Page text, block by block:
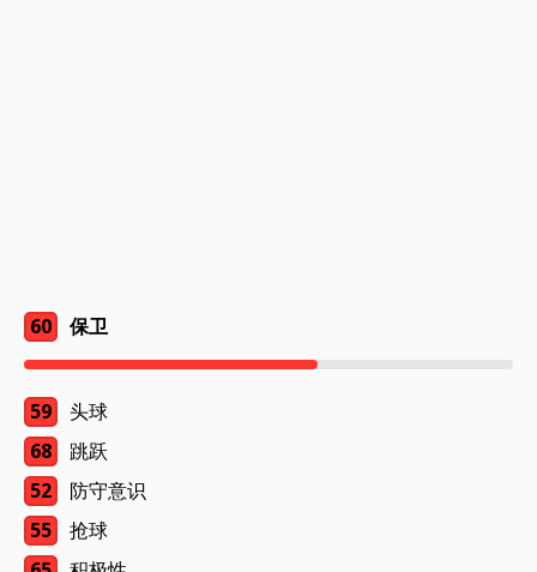
60 保卫
59
头球
68
跳跃
52
防守意识
55
抢球